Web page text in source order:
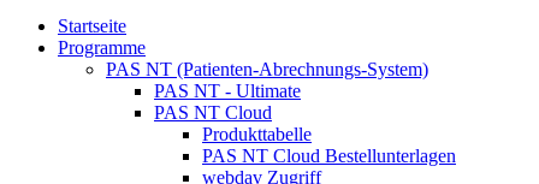
Startseite
Programme
PAS NT (Patienten-Abrechnungs-System)
PAS NT - Ultimate
PAS NT Cloud
Produkttabelle
PAS NT Cloud Bestellunterlagen
webdav Zugriff